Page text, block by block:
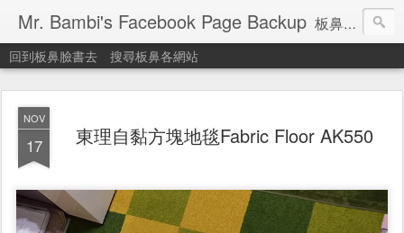
Mr. Bambi's Facebook Page Backup 板鼻臉書備份站
回到板鼻臉書去 搜尋板鼻各網站
NOV
17 東理自黏方塊地毯Fabric Floor AK550